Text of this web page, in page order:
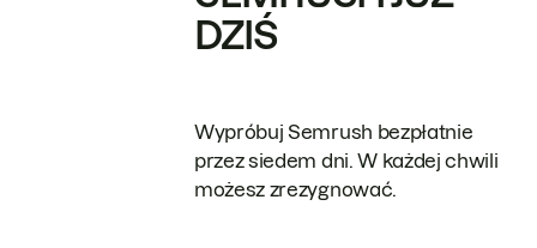
DZIŚ
Wypróbuj Semrush bezpłatnie
przez siedem dni. W każdej chwili
możesz zrezygnować.